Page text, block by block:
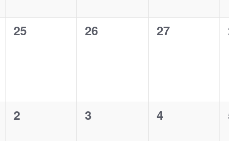
0
25
0
26
0
27
0
2
0
3
0
4